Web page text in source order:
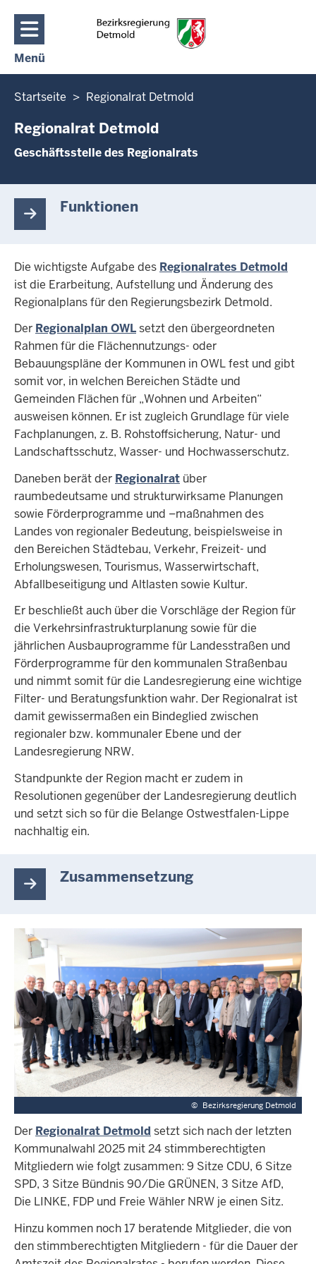
Direkt zum Inhalt
Menü
Sie
sich
hier
Startseite Regionalrat Detmold
Regionalrat Detmold
Geschäftsstelle des Regionalrats
Funktionen
Die wichtigste Aufgabe des Regionalrates Detmold
ist die Erarbeitung, Aufstellung und Änderung des
Regionalplans für den Regierungsbezirk Detmold.
Der Regionalplan OWLsetzt den übergeordneten
Rahmen für die Flächennutzungs- oder
Bebauungspläne der Kommunen in OWL fest und gibt
somit vor, in welchen Bereichen Städte und
Gemeinden Flächen für „Wohnen und Arbeiten“
ausweisen können. Er ist zugleich Grundlage für viele
Fachplanungen, z. B. Rohstoffsicherung, Natur- und
Landschaftsschutz, Wasser- und Hochwasserschutz.
Daneben berät der Regionalrat über
raumbedeutsame und strukturwirksame Planungen
sowie Förderprogramme und –maßnahmen des
Landes von regionaler Bedeutung, beispielsweise in
den Bereichen Städtebau, Verkehr, Freizeit- und
Erholungswesen, Tourismus, Wasserwirtschaft,
Abfallbeseitigung und Altlasten sowie Kultur.
Er beschließt auch über die Vorschläge der Region für
die Verkehrsinfrastrukturplanung sowie für die
jährlichen Ausbauprogramme für Landesstraßen und
Förderprogramme für den kommunalen Straßenbau
und nimmt somit für die Landesregierung eine wichtige
Filter- und Beratungsfunktion wahr. Der Regionalrat ist
damit gewissermaßen ein Bindeglied zwischen
regionaler bzw. kommunaler Ebene und der
Landesregierung NRW.
Standpunkte der Region macht er zudem in
Resolutionen gegenüber der Landesregierung deutlich
und setzt sich so für die Belange Ostwestfalen-Lippe
nachhaltig ein.
Zusammensetzung
© Bezirksregierung Detmold
Der Regionalrat Detmoldsetzt sich nach der letzten
Kommunalwahl 2025 mit 24 stimmberechtigten
Mitgliedern wie folgt zusammen: 9 Sitze CDU, 6 Sitze
SPD, 3 Sitze Bündnis 90/Die GRÜNEN, 3 Sitze AfD,
Die LINKE, FDP und Freie Wähler NRW je einen Sitz.
Hinzu kommen noch 17 beratende Mitglieder, die von
den stimmberechtigten Mitgliedern - für die Dauer der